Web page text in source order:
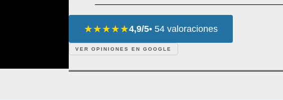
★★★★★4,9/5• 54 valoraciones
VER OPINIONES EN GOOGLE